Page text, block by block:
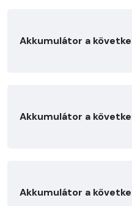
Akkumulátor a
Akkumulátor a
Akkumulátor a